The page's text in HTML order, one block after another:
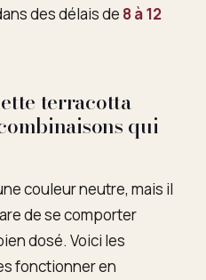
des délais de 8 à 12
terracotta
qui
couleur neutre, mais il
de se comporter
dosé. Voici les
fonctionner en